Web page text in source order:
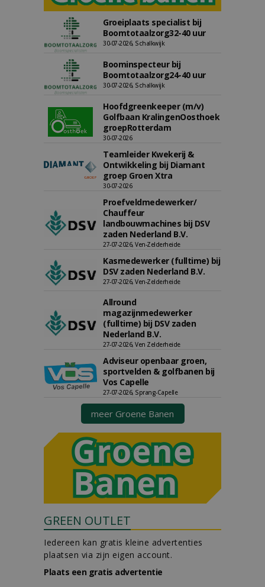
Groeiplaats specialist bij
Boomtotaalzorg32-40 uur
30-07-2026, Schalkwijk
Boominspecteur bij
Boomtotaalzorg24-40 uur
30-07-2026, Schalkwijk
Hoofdgreenkeeper (m/v)
Golfbaan KralingenOosthoek
groepRotterdam
30-07-2026
Teamleider Kwekerij &
Ontwikkeling bij Diamant
groep Groen Xtra
30-07-2026
Proefveldmedewerker/
Chauffeur
landbouwmachines bij DSV
zaden Nederland B.V.
27-07-2026, Ven-Zelderheide
Kasmedewerker (fulltime) bij
DSV zaden Nederland B.V.
27-07-2026, Ven-Zelderheide
Allround
magazijnmedewerker
(fulltime) bij DSV zaden
Nederland B.V.
27-07-2026, Ven Zelderheide
Adviseur openbaar groen,
sportvelden & golfbanen bij
Vos Capelle
27-07-2026, Sprang-Capelle
meer Groene Banen
GREEN OUTLET
Iedereen kan gratis kleine advertenties
plaatsen via zijn eigen account.
Plaats een gratis advertentie